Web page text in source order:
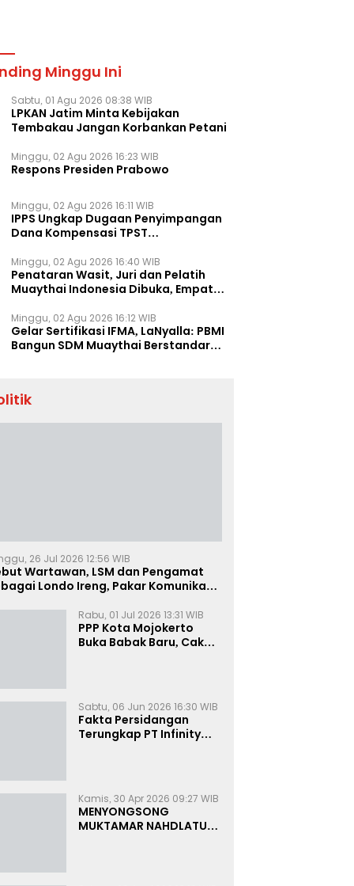
Minggu Ini
Sabtu, 01 Agu 2026 08:38 WIB
LPKAN Jatim Minta Kebijakan
Tembakau Jangan Korbankan Petani
Minggu, 02 Agu 2026 16:23 WIB
Respons Presiden Prabowo
Minggu, 02 Agu 2026 16:11 WIB
IPPS Ungkap Dugaan Penyimpangan
Dana Kompensasi TPST
Minggu, 02 Agu 2026 16:40 WIB
Penataran Wasit, Juri dan Pelatih
Muaythai Indonesia Dibuka, Empat
Minggu, 02 Agu 2026 16:12 WIB
Gelar Sertifikasi IFMA, LaNyalla: PBMI
Bangun SDM Muaythai Berstandar
26 Jul 2026 12:56 WIB
Wartawan, LSM dan Pengamat
Londo Ireng, Pakar Komunikasi:
Rabu, 01 Jul 2026 13:31 WIB
PPP Kota Mojokerto
Buka Babak Baru, Cak
Sabtu, 06 Jun 2026 16:30 WIB
Fakta Persidangan
Terungkap PT Infinity
Kamis, 30 Apr 2026 09:27 WIB
MENYONGSONG
MUKTAMAR NAHDLATUL